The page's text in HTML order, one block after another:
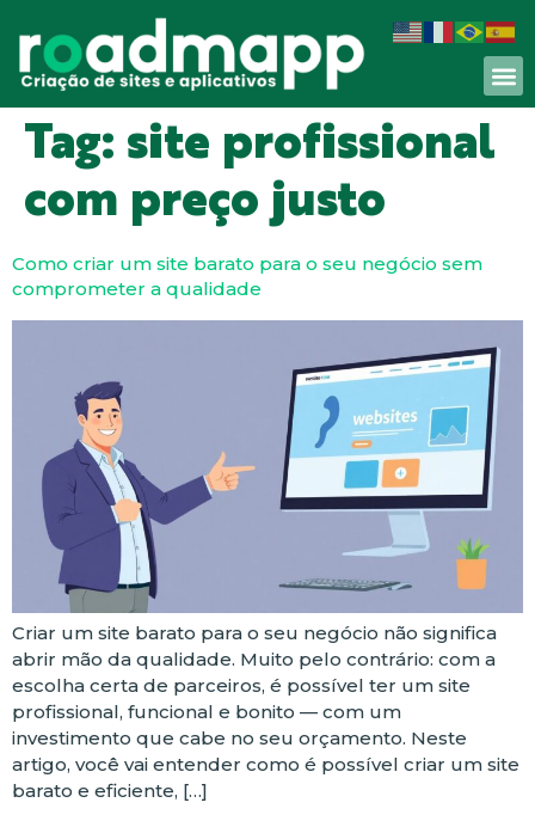
Tag: site profissional
com preço justo
Como criar um site barato para o seu negócio sem
comprometer a qualidade
Criar um site barato para o seu negócio não significa
abrir mão da qualidade. Muito pelo contrário: com a
escolha certa de parceiros, é possível ter um site
profissional, funcional e bonito — com um
investimento que cabe no seu orçamento. Neste
artigo, você vai entender como é possível criar um site
barato e eficiente, […]